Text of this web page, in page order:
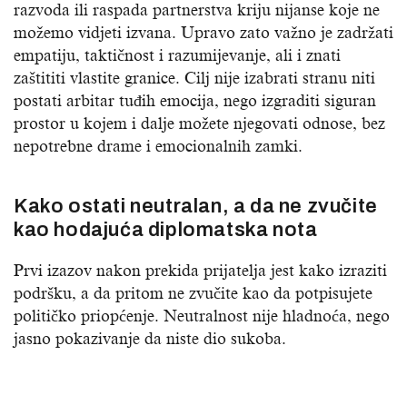
razvoda ili raspada partnerstva kriju nijanse koje ne
možemo vidjeti izvana. Upravo zato važno je zadržati
empatiju, taktičnost i razumijevanje, ali i znati
zaštititi vlastite granice. Cilj nije izabrati stranu niti
postati arbitar tuđih emocija, nego izgraditi siguran
prostor u kojem i dalje možete njegovati odnose, bez
nepotrebne drame i emocionalnih zamki.
Kako ostati neutralan, a da ne zvučite
kao hodajuća diplomatska nota
Prvi izazov nakon prekida prijatelja jest kako izraziti
podršku, a da pritom ne zvučite kao da potpisujete
političko priopćenje. Neutralnost nije hladnoća, nego
jasno pokazivanje da niste dio sukoba.